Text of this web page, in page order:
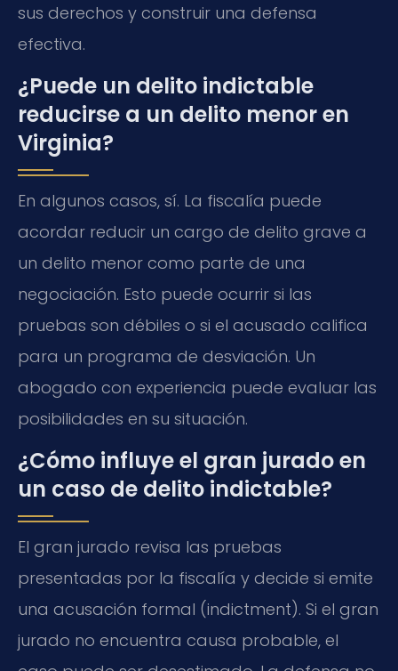
sus derechos y construir una defensa
efectiva.
¿Puede un delito indictable
reducirse a un delito menor en
Virginia?
En algunos casos, sí. La fiscalía puede
acordar reducir un cargo de delito grave a
un delito menor como parte de una
negociación. Esto puede ocurrir si las
pruebas son débiles o si el acusado califica
para un programa de desviación. Un
abogado con experiencia puede evaluar las
posibilidades en su situación.
¿Cómo influye el gran jurado en
un caso de delito indictable?
El gran jurado revisa las pruebas
presentadas por la fiscalía y decide si emite
una acusación formal (indictment). Si el gran
jurado no encuentra causa probable, el